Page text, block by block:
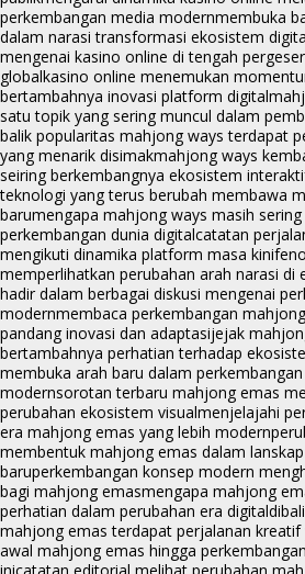
perkembangan media modernmembuka
dalam narasi transformasi ekosistem
mengenai kasino online di tengah
globalkasino online menemukan
bertambahnya inovasi platform digital
satu topik yang sering muncul dalam
balik popularitas mahjong ways terdapat
yang menarik disimakmahjong ways
seiring berkembangnya ekosistem
teknologi yang terus berubah membawa
barumengapa mahjong ways masih
perkembangan dunia digitalcatatan
mengikuti dinamika platform masa kini
memperlihatkan perubahan arah narasi di
hadir dalam berbagai diskusi mengenai
modernmembaca perkembangan
pandang inovasi dan adaptasijejak
bertambahnya perhatian terhadap
membuka arah baru dalam
modernsorotan terbaru mahjong emas
perubahan ekosistem visualmenjelajahi
era mahjong emas yang lebih modern
membentuk mahjong emas dalam
baruperkembangan konsep modern
bagi mahjong emasmengapa mahjong
perhatian dalam perubahan era digital
mahjong emas terdapat perjalanan kreatif
awal mahjong emas hingga